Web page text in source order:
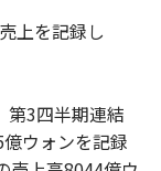
上を記録し
第3四半期連結
ウォンを記録